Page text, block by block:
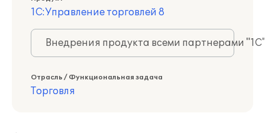
1С:Управление торговлей 8
Внедрения продукта всеми партнерами
Отрасль / Функциональная задача
Торговля